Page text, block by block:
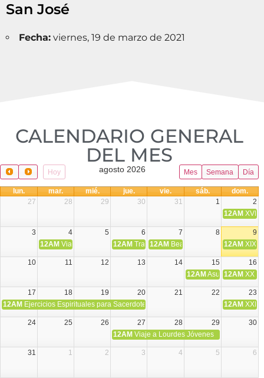
San José
Fecha: viernes, 19 de marzo de 2021
CALENDARIO GENERAL
DEL MES​
Hoy Mes Semana Día
agosto 2026
lun. mar. mié. jue. vie. sáb.
dom.
27
28 29 30 31 1
2
12AM XVIII
3 4 5 6 7 8
9
12AM Viaje Diocesano a Japón.
12AM Transfiguración del Señor
12AM Beatos Cruz Laplana,
12AM XIX
10 11 12 13 14 15
16
12AM Asunción de la
12AM XX
17 18 19 20 21 22
23
12AM Ejercicios Espirituales para Sacerdotes. Priego. 12AM XXI
24 25 26 27 28 29
30
12AM Viaje a Lourdes Jóvenes
31 1 2 3 4 5 6